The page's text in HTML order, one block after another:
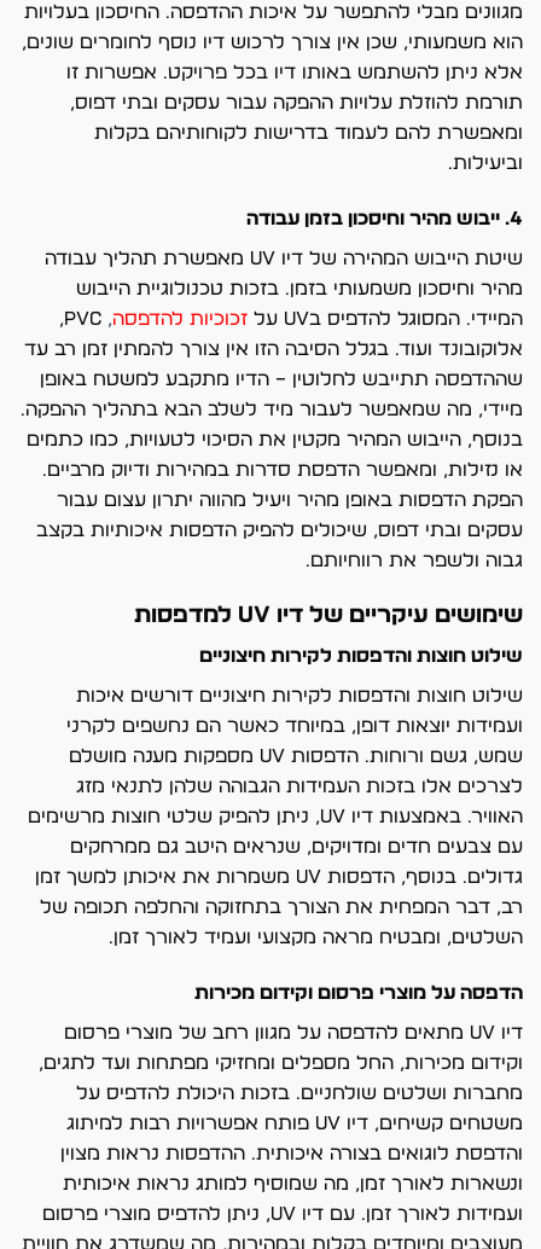
מגוונים מבלי להתפשר על איכות ההדפסה. החיסכון בעלויות
הוא משמעותי, שכן אין צורך לרכוש דיו נוסף לחומרים שונים,
אלא ניתן להשתמש באותו דיו בכל פרויקט. אפשרות זו
תורמת להוזלת עלויות ההפקה עבור עסקים ובתי דפוס,
ומאפשרת להם לעמוד בדרישות לקוחותיהם בקלות
וביעילות.
4. ייבוש מהיר וחיסכון בזמן עבודה
שיטת הייבוש המהירה של דיו UV מאפשרת תהליך עבודה
מהיר וחיסכון משמעותי בזמן. בזכות טכנולוגיית הייבוש
המיידי. המסוגל להדפיס בUV על
זכוכיות להדפסה,
PVC,
אלוקובונד ועוד. בגלל הסיבה הזו אין צורך להמתין זמן רב עד
שההדפסה תתייבש לחלוטין – הדיו מתקבע למשטח באופן
מיידי, מה שמאפשר לעבור מיד לשלב הבא בתהליך ההפקה.
בנוסף, הייבוש המהיר מקטין את הסיכוי לטעויות, כמו כתמים
או נזילות, ומאפשר הדפסת סדרות במהירות ודיוק מרביים.
הפקת הדפסות באופן מהיר ויעיל מהווה יתרון עצום עבור
עסקים ובתי דפוס, שיכולים להפיק הדפסות איכותיות בקצב
גבוה ולשפר את רווחיותם.
שימושים עיקריים של דיו UV למדפסות
שילוט חוצות והדפסות לקירות חיצוניים
שילוט חוצות והדפסות לקירות חיצוניים דורשים איכות
ועמידות יוצאות דופן, במיוחד כאשר הם נחשפים לקרני
שמש, גשם ורוחות. הדפסות UV מספקות מענה מושלם
לצרכים אלו בזכות העמידות הגבוהה שלהן לתנאי מזג
האוויר. באמצעות דיו UV, ניתן להפיק שלטי חוצות מרשימים
עם צבעים חדים ומדויקים, שנראים היטב גם ממרחקים
גדולים. בנוסף, הדפסות UV משמרות את איכותן למשך זמן
רב, דבר המפחית את הצורך בתחזוקה והחלפה תכופה של
השלטים, ומבטיח מראה מקצועי ועמיד לאורך זמן.
הדפסה על מוצרי פרסום וקידום מכירות
דיו UV מתאים להדפסה על מגוון רחב של מוצרי פרסום
וקידום מכירות, החל מספלים ומחזיקי מפתחות ועד לתגים,
מחברות ושלטים שולחניים. בזכות היכולת להדפיס על
משטחים קשיחים, דיו UV פותח אפשרויות רבות למיתוג
והדפסת לוגואים בצורה איכותית. ההדפסות נראות מצוין
ונשארות לאורך זמן, מה שמוסיף למותג נראות איכותית
ועמידות לאורך זמן. עם דיו UV, ניתן להדפיס מוצרי פרסום
מעוצבים ומיוחדים בקלות ובמהירות, מה שמשדרג את חוויית